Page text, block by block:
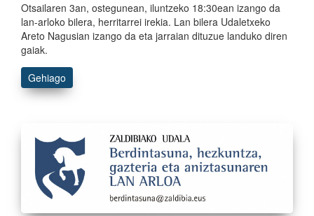
Otsailaren 3an, ostegunean, iluntzeko 18:30ean izango da
lan-arloko bilera, herritarrei irekia. Lan bilera Udaletxeko
Areto Nagusian izango da eta jarraian dituzue landuko diren
gaiak.
Gehiago